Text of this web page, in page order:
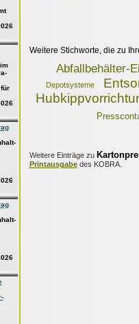
Weitere Stichworte, die zu
Abfallbehälter-
Depotsysteme
Weitere Einträge zu
Printausgabedes KOBRA.